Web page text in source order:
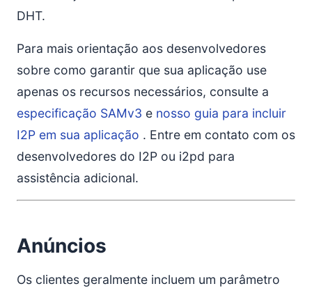
DHT.
Para mais orientação aos desenvolvedores
sobre como garantir que sua aplicação use
apenas os recursos necessários, consulte a
especificação SAMv3 e nosso guia para incluir
I2P em sua aplicação . Entre em contato com os
desenvolvedores do I2P ou i2pd para
assistência adicional.
Anúncios
Os clientes geralmente incluem um parâmetro